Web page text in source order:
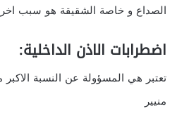
الصداع و خاصة الشقيقة هو سبب اخر
اضطرابات الاذن الداخلية:
تعتبر هي المسؤولة عن النسبة
منيير